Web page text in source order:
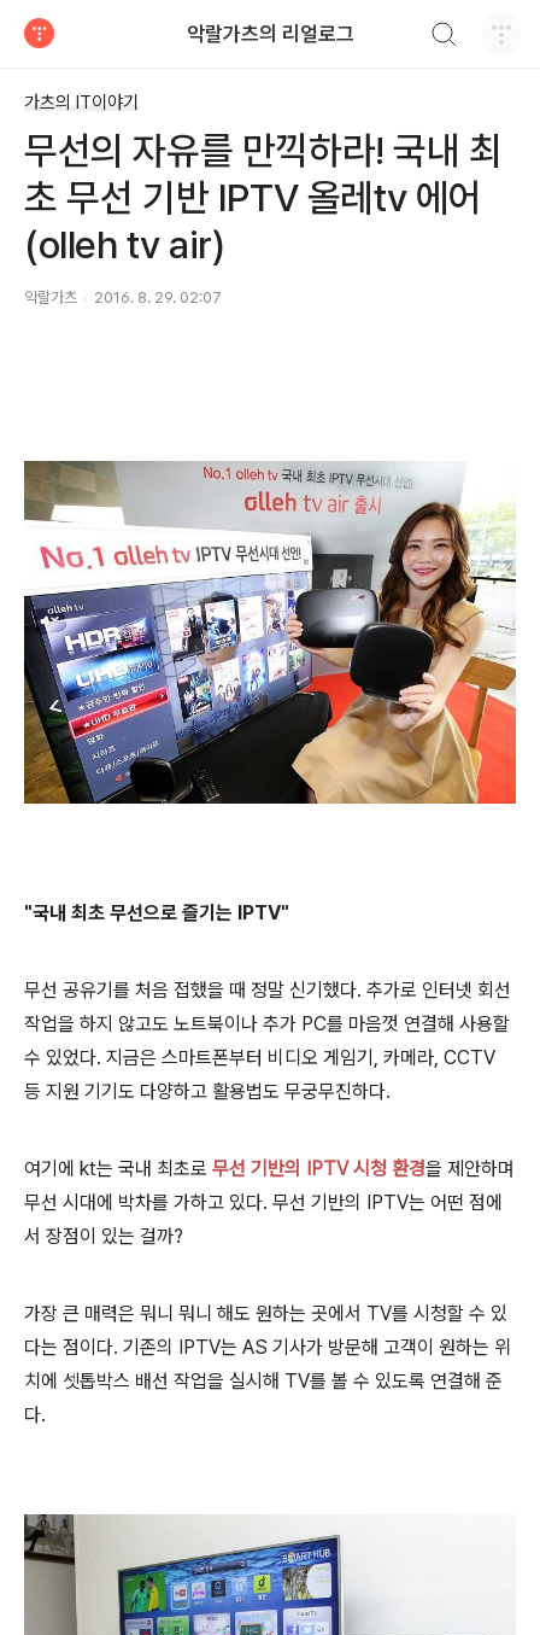
악랄가츠의 리얼로그
가츠의 IT이야기
무선의 자유를 만끽하라! 국내 최
초 무선 기반 IPTV 올레tv 에어
(olleh tv air)
악랄가츠 2016. 8. 29. 02:07
"국내 최초 무선으로 즐기는 IPTV"
무선 공유기를 처음 접했을 때 정말 신기했다. 추가로 인터넷 회선
작업을 하지 않고도 노트북이나 추가 PC를 마음껏 연결해 사용할
수 있었다. 지금은 스마트폰부터 비디오 게임기, 카메라, CCTV
등 지원 기기도 다양하고 활용법도 무궁무진하다.
여기에 kt는 국내 최초로 무선 기반의 IPTV 시청 환경을 제안하며
무선 시대에 박차를 가하고 있다. 무선 기반의 IPTV는 어떤 점에
서 장점이 있는 걸까?
가장 큰 매력은 뭐니 뭐니 해도 원하는 곳에서 TV를 시청할 수 있
다는 점이다. 기존의 IPTV는 AS 기사가 방문해 고객이 원하는 위
치에 셋톱박스 배선 작업을 실시해 TV를 볼 수 있도록 연결해 준
다.